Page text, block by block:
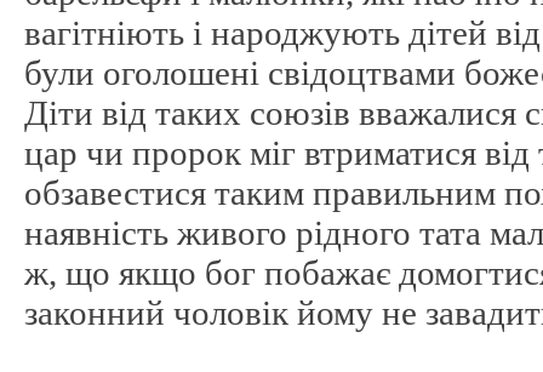
вагітніють і народжують дітей
були оголошені свідоцтвами
Діти від таких союзів вважалися
цар чи пророк міг втриматися
обзавестися таким правильним
наявність живого рідного тата
ж, що якщо бог побажає
законний чоловік йому не